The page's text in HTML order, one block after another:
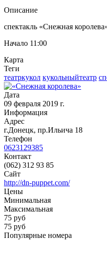
Описание
спектакль «Снежная королева
Начало 11:00
Карта
Теги
театркукол кукольныйтеатр
Дата
09 февраля 2019 г.
Информация
Адрес
г.Донецк, пр.Ильича 18
Телефон
0623129385
Контакт
(062) 312 93 85
Сайт
http://dn-puppet.com/
Цены
Минимальная
Максимальная
75 руб
75 руб
Популярные номера